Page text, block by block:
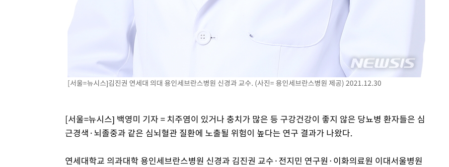
[서울=뉴시스]김진권 연세대 의대 용인세브란스병원 신경과 교수. (사진= 용인세브란스병원 제공) 2021.12.30
[서울=뉴시스] 백영미 기자 = 치주염이 있거나 충치가 많은 등 구강건강이 좋지 않은 당뇨병 환자들은 심
근경색·뇌졸중과 같은 심뇌혈관 질환에 노출될 위험이 높다는 연구 결과가 나왔다.
연세대학교 의과대학 용인세브란스병원 신경과 김진권 교수·전지민 연구원·이화의료원 이대서울병원